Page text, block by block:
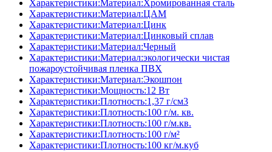
Характеристики:Материал:Хромированная сталь
Характеристики:Материал:ЦАМ
Характеристики:Материал:Цинк
Характеристики:Материал:Цинковый сплав
Характеристики:Материал:Черный
Характеристики:Материал:экологически чистая
пожароустойчивая пленка ПВХ
Характеристики:Материал:Экошпон
Характеристики:Мощность:12 Вт
Характеристики:Плотность:1,37 г/см3
Характеристики:Плотность:100 г/м. кв.
Характеристики:Плотность:100 г/м.кв.
Характеристики:Плотность:100 г/м²
Характеристики:Плотность:100 кг/м.куб